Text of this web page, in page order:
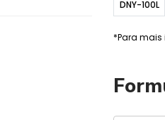
DNY-100L
*Para mais